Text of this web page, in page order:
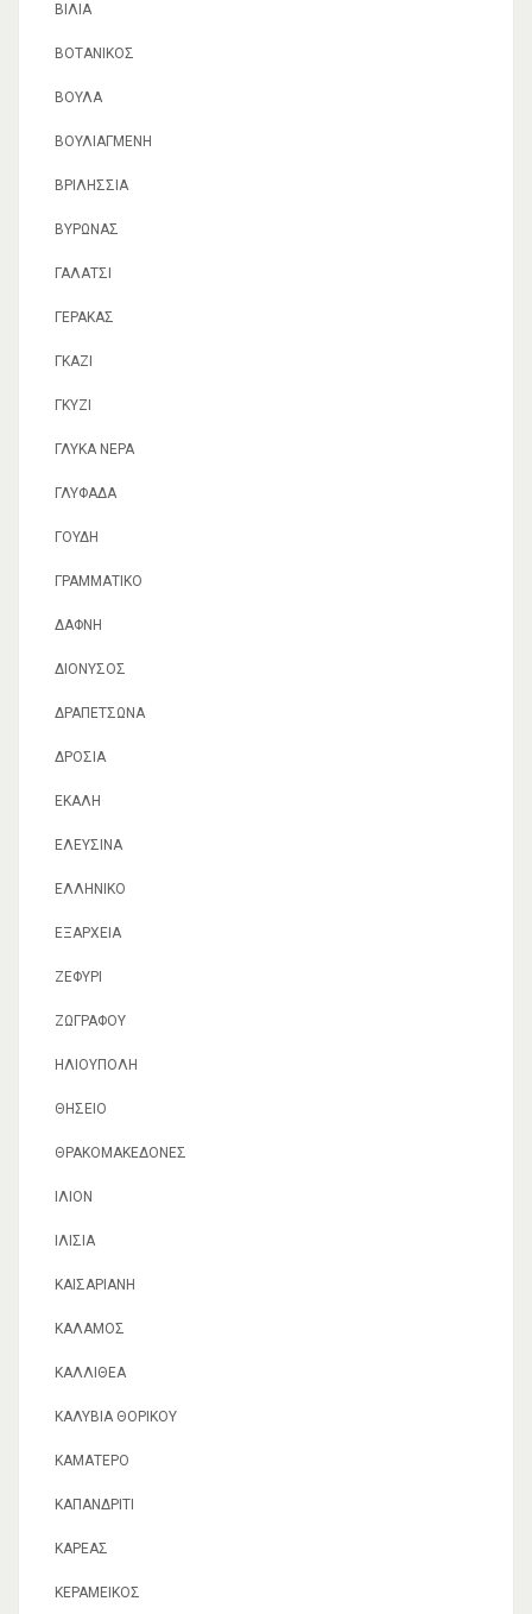
ΒΊΛΙΑ
ΒΟΤΑΝΙΚΌΣ
ΒΟΎΛΑ
ΒΟΥΛΙΑΓΜΈΝΗ
ΒΡΙΛΉΣΣΙΑ
ΒΎΡΩΝΑΣ
ΓΑΛΆΤΣΙ
ΓΈΡΑΚΑΣ
ΓΚΆΖΙ
ΓΚΎΖΙ
ΓΛΥΚΆ ΝΕΡΆ
ΓΛΥΦΆΔΑ
ΓΟΥΔΉ
ΓΡΑΜΜΑΤΙΚΌ
ΔΆΦΝΗ
ΔΙΌΝΥΣΟΣ
ΔΡΑΠΕΤΣΏΝΑ
ΔΡΟΣΙΆ
ΕΚΆΛΗ
ΕΛΕΥΣΊΝΑ
ΕΛΛΗΝΙΚΌ
ΕΞΆΡΧΕΙΑ
ΖΕΦΎΡΙ
ΖΩΓΡΆΦΟΥ
ΗΛΙΟΎΠΟΛΗ
ΘΗΣΕΊΟ
ΘΡΑΚΟΜΑΚΕΔΌΝΕΣ
ΙΛΙΟΝ
ΙΛΊΣΙΑ
ΚΑΙΣΑΡΙΑΝΉ
ΚΆΛΑΜΟΣ
ΚΑΛΛΙΘΈΑ
ΚΑΛΎΒΙΑ ΘΟΡΙΚΟΎ
ΚΑΜΑΤΕΡΌ
ΚΑΠΑΝΔΡΊΤΙ
ΚΑΡΈΑΣ
ΚΕΡΑΜΕΙΚΌΣ